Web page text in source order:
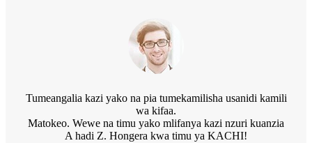
Tumeangalia kazi yako na pia tumekamilisha usanidi kamili
wa kifaa.
Matokeo. Wewe na timu yako mlifanya kazi nzuri kuanzia
A hadi Z. Hongera kwa timu ya KACHI!